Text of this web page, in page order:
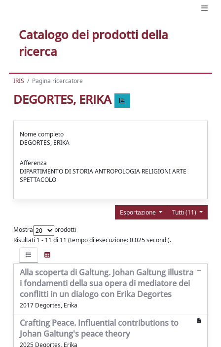
Catalogo dei prodotti della
ricerca
IRIS Pagina ricercatore
DEGORTES, ERIKA
Nome completo
DEGORTES, ERIKA
Afferenza
DIPARTIMENTO DI STORIA ANTROPOLOGIA RELIGIONI ARTE
SPETTACOLO
Tutti (11)
Esportazione
Mostra
prodotti
Risultati 1 - 11 di 11 (tempo di esecuzione: 0.025 secondi).
Alla scoperta di Galtung. Johan Galtung illustra
i fondamenti della sua opera di mediatore dei
conflitti in un dialogo con Erika Degortes
2017 Degortes, Erika
Crafting Peace. Influential contributions to
Johan Galtung's peace theory
2025 Degortes, Erika